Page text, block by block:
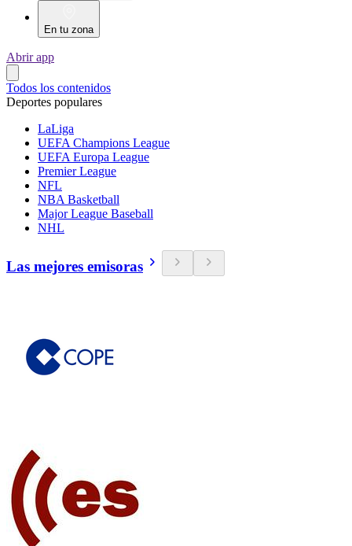
En tu zona
Abrir app
Todos los contenidos
Deportes populares
LaLiga
UEFA Champions League
UEFA Europa League
Premier League
NFL
NBA Basketball
Major League Baseball
NHL
Las mejores emisoras